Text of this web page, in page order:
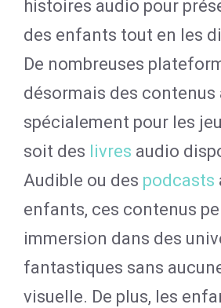
histoires audio pour
des enfants tout en les
De nombreuses
désormais des contenus
spécialement pour les
soit des livres audio
Audible ou des podcasts
enfants, ces contenus
immersion dans des
fantastiques sans
visuelle. De plus, les